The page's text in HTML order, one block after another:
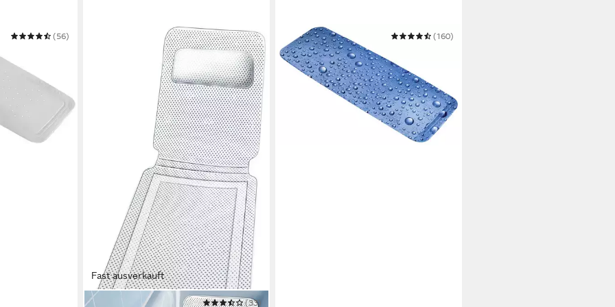
(56)
Fast ausverkauft
WENKO
(33)
KLEINE WOLKE
Wanneneinlage Bubble
(160)
23,80 € UVP27,99 €
in 5-6 Werktagen bei dir